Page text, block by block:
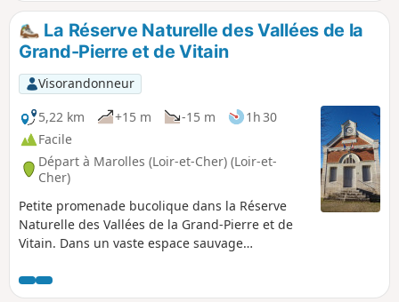
pentes plus ou moins abruptes.
Plusieurs moulins viennent ponctuer le
cours de la rivière et en renforcer la
présence.
La Réserve Naturelle des Vallées de la
Grand-Pierre et de Vitain
Visorandonneur
5,22 km
+15 m -15 m
1h 30
Facile
Départ à Marolles (Loir-et-Cher) (Loir-et-
Cher)
Petite promenade bucolique dans la Réserve
Naturelle des Vallées de la Grand-Pierre et de
Vitain. Dans un vaste espace sauvage
riche patrimoine naturel et archéologique.